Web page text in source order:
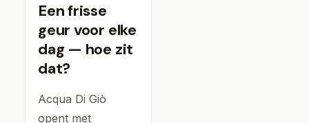
Een frisse
geur voor elke
dag — hoe zit
dat?
Acqua Di Giò
opent met